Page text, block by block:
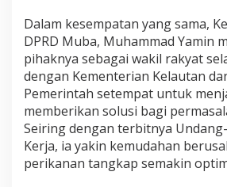
Dalam kesempatan yang sama,
DPRD Muba, Muhammad Yamin
pihaknya sebagai wakil rakyat
dengan Kementerian Kelautan
Pemerintah setempat untuk
memberikan solusi bagi
Seiring dengan terbitnya
Kerja, ia yakin kemudahan
perikanan tangkap semakin